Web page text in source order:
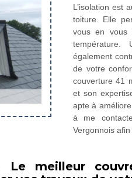
L’isolation est
toiture. Elle
vous en vous
température.
également
de votre
couverture 41
et son
apte à
à me
Vergonnois
Le meilleur